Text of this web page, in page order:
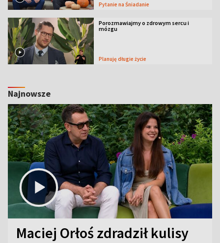
Pytanie na Śniadanie
Porozmawiajmy o zdrowym sercu i
mózgu
Planuję długie życie
Najnowsze
Maciej Orłoś zdradził kulisy